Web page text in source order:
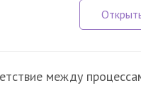
между